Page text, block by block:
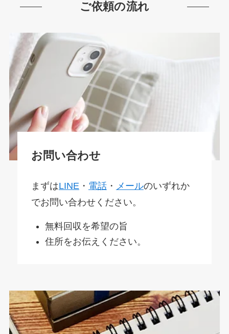
ご依頼の流れ
お問い合わせ
まずはLINE ・ 電話・ メールのいずれか
でお問い合わせください。
無料回収を希望の旨
住所をお伝えください。